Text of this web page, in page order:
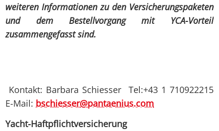
weiteren Informationen zu den Versicherungspaketen
und dem Bestellvorgang mit YCA-Vorteil
zusammengefasst sind.
Kontakt: Barbara Schiesser Tel:+43 1 710922215
E-Mail: bschiesser@pantaenius.com
Yacht-Haftpflichtversicherung